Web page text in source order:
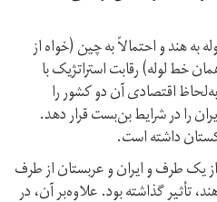
به هند و احتمالاً به چین (خواه از
خط لوله) رقابت استراتژیک با
اقتصادی آن دو کشور را
را در شرایط بن‌بست قرار دهد.
داشته است.
یک طرف و ایران و عربستان از طرف
تأثیر گذاشته بود. علاوه‌بر آن، در